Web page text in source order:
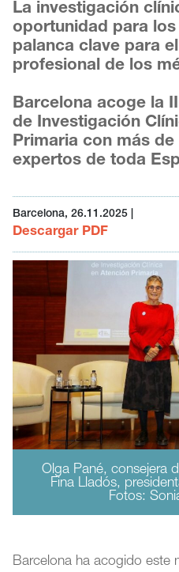
La investigación
oportunidad para
palanca clave para
profesional de los
Barcelona acoge la
de Investigación
Primaria con más
expertos de toda
Barcelona, 26.11.2025
Descargar PDF
Olga Pané, consejera
Fina Lladós,
Fotos:
Barcelona ha acogido este